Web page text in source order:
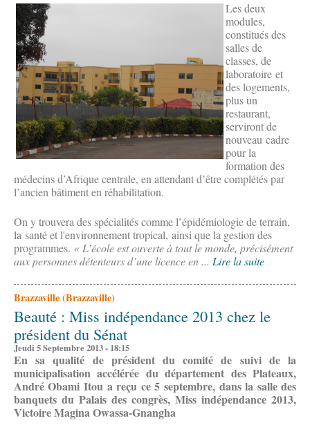
Les deux
modules,
constitués des
salles de
classes, de
laboratoire et
des logements,
plus un
restaurant,
serviront de
nouveau cadre
pour la
formation des
médecins d’Afrique centrale, en attendant d’être complétés par
l’ancien bâtiment en réhabilitation.
On y trouvera des spécialités comme l’épidémiologie de terrain,
la santé et l'environnement tropical, ainsi que la gestion des
programmes. « L’école est ouverte à tout le monde, précisément
aux personnes détenteurs d’une licence en ... Lire la suite
Brazzaville (Brazzaville)
Beauté : Miss indépendance 2013 chez le
président du Sénat
Jeudi 5 Septembre 2013 - 18:15
En sa qualité de président du comité de suivi de la
municipalisation accélérée du département des Plateaux,
André Obami Itou a reçu ce 5 septembre, dans la salle des
banquets du Palais des congrès, Miss indépendance 2013,
Victoire Magina Owassa-Gnangha